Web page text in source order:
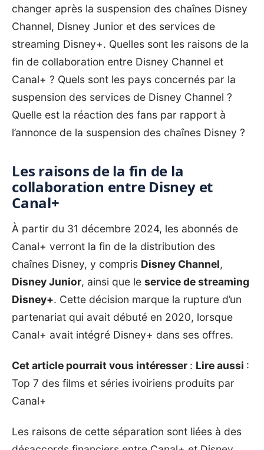
changer après la suspension des chaînes Disney
Channel, Disney Junior et des services de
streaming Disney+. Quelles sont les raisons de la
fin de collaboration entre Disney Channel et
Canal+ ? Quels sont les pays concernés par la
suspension des services de Disney Channel ?
Quelle est la réaction des fans par rapport à
l’annonce de la suspension des chaînes Disney ?
Les raisons de la fin de la
collaboration entre Disney et
Canal+
À partir du 31 décembre 2024, les abonnés de
Canal+ verront la fin de la distribution des
chaînes Disney, y compris Disney Channel,
Disney Junior, ainsi que le service de streaming
Disney+. Cette décision marque la rupture d’un
partenariat qui avait débuté en 2020, lorsque
Canal+ avait intégré Disney+ dans ses offres.
Cet article pourrait vous intéresser : Lire aussi :
Top 7 des films et séries ivoiriens produits par
Canal+
Les raisons de cette séparation sont liées à des